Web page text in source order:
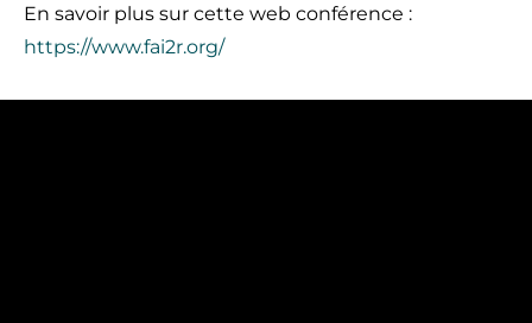
En savoir plus sur cette web conférence :
https://www.fai2r.org/